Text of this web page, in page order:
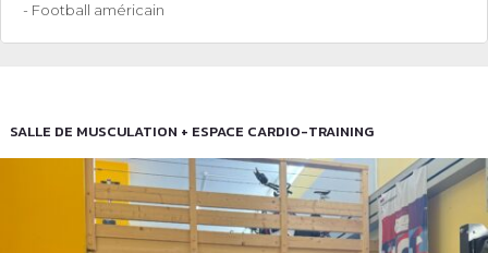
- Football américain
SALLE DE MUSCULATION + ESPACE CARDIO-TRAINING